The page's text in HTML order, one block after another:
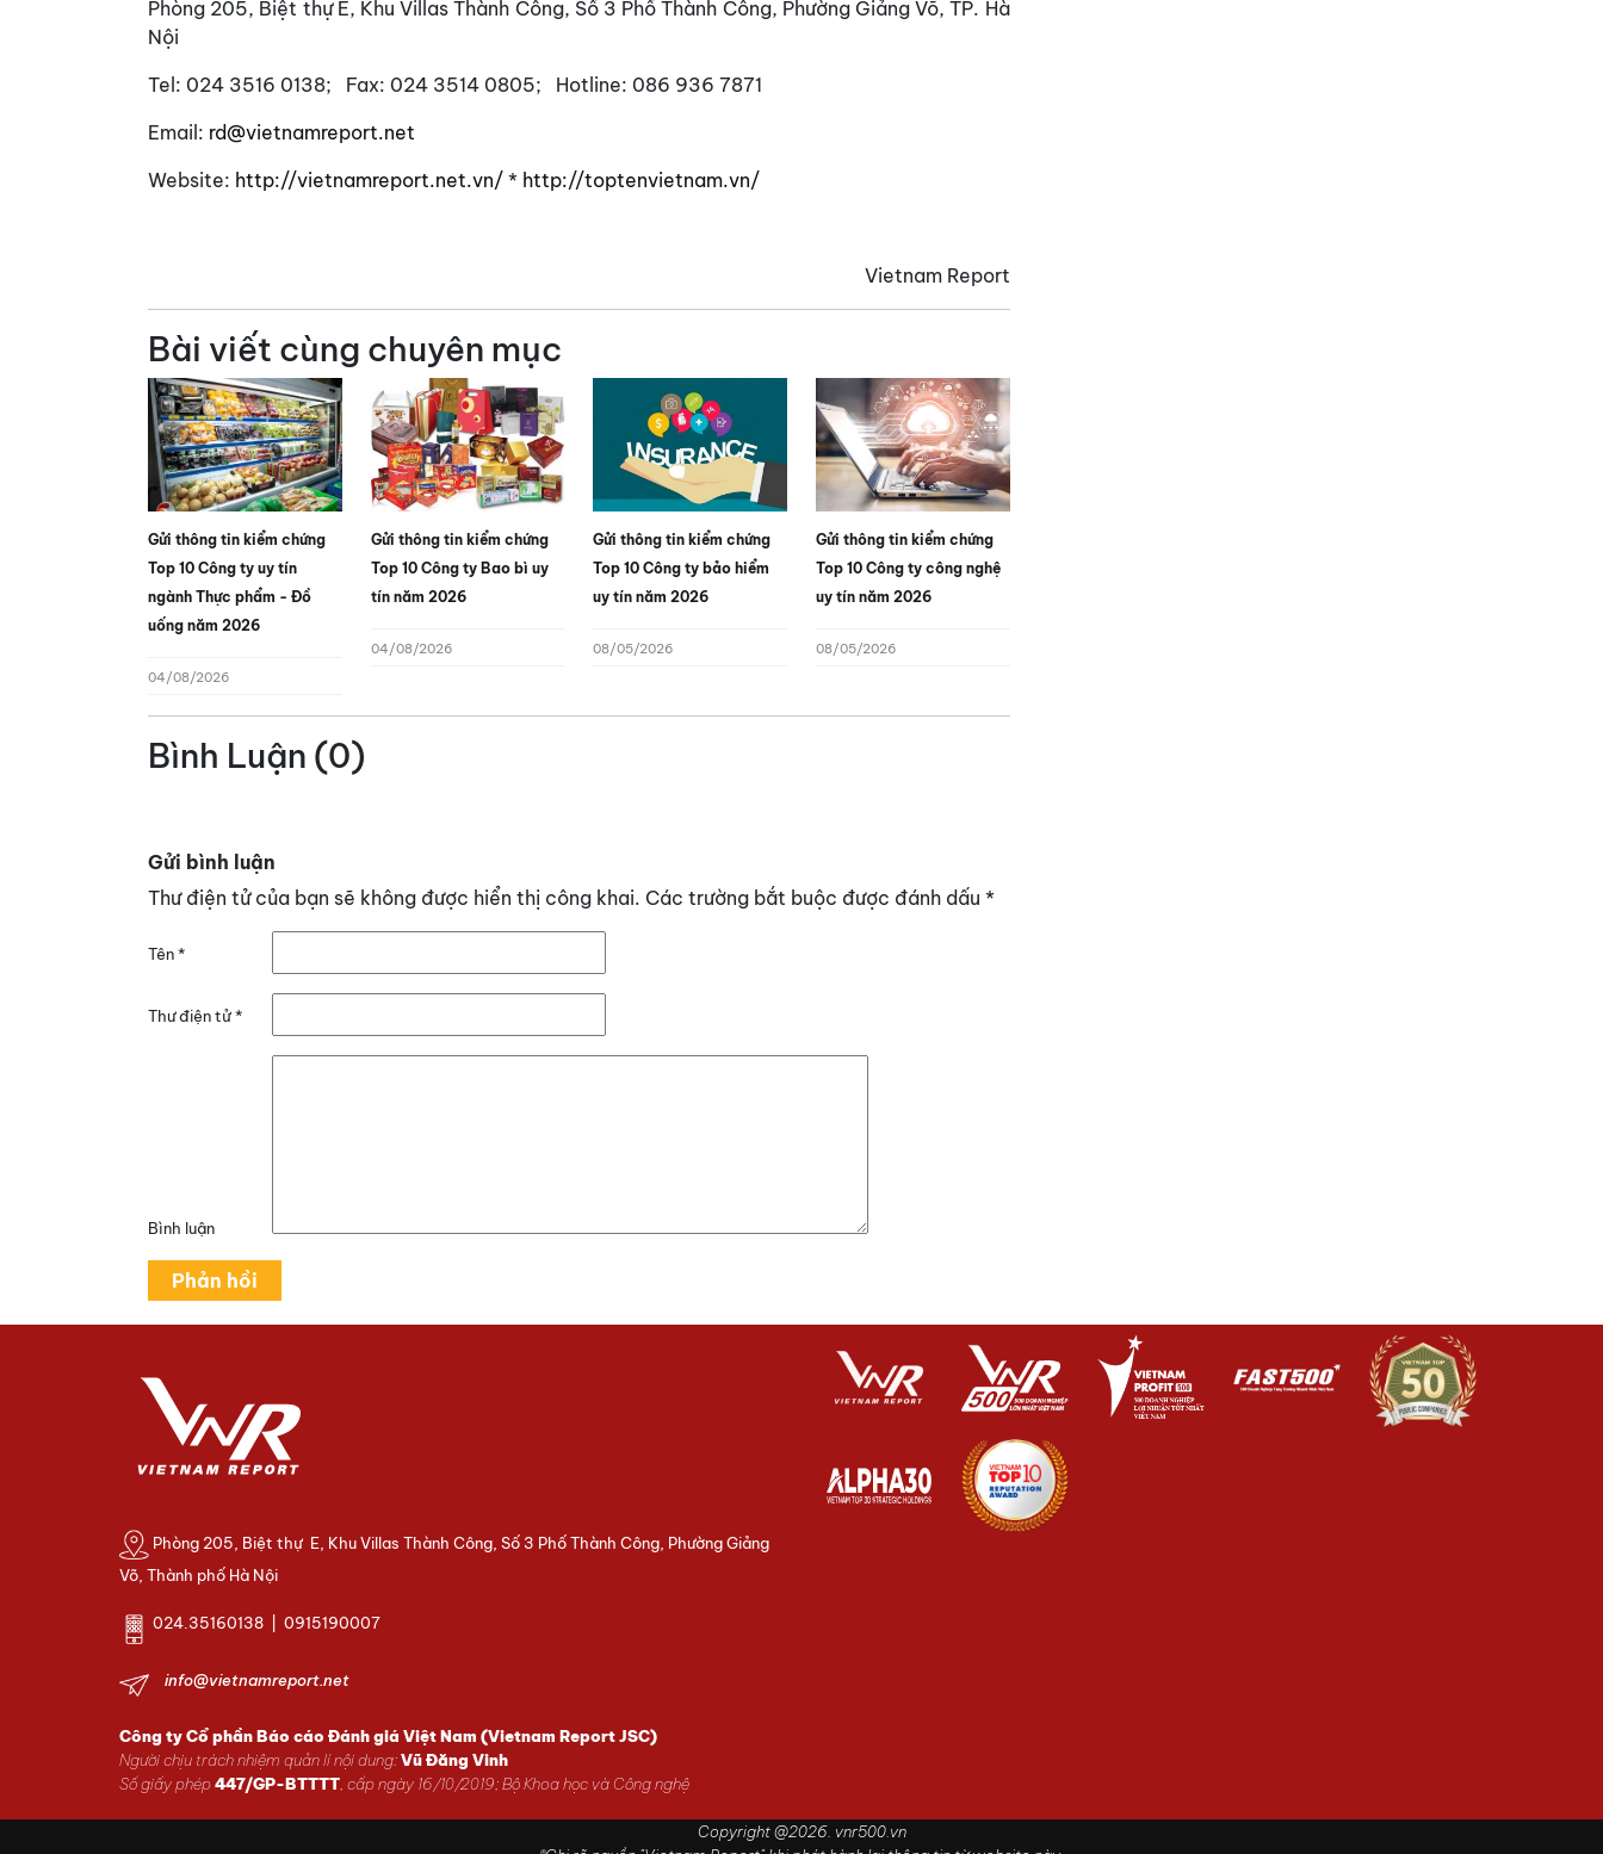
Phòng 205, Biệt thự E, Khu Villas Thành Công, Số 3 Phố Thành Công, Phường Giảng Võ, TP. Hà
Nội
Tel: 024 3516 0138; Fax: 024 3514 0805; Hotline: 086 936 7871
Email: rd@vietnamreport.net
Website: http://vietnamreport.net.vn/ * http://toptenvietnam.vn/
Vietnam Report
Bài viết cùng chuyên mục
Gửi thông tin kiểm chứng
Top 10 Công ty uy tín
ngành Thực phẩm - Đồ
uống năm 2026
04/08/2026
Gửi thông tin kiểm chứng
Top 10 Công ty Bao bì uy
tín năm 2026
04/08/2026
Gửi thông tin kiểm chứng
Top 10 Công ty bảo hiểm
uy tín năm 2026
08/05/2026
Gửi thông tin kiểm chứng
Top 10 Công ty công nghệ
uy tín năm 2026
08/05/2026
Bình Luận (0)
Gửi bình luận
Thư điện tử của bạn sẽ không được hiển thị công khai. Các trường bắt buộc được đánh dấu *
Tên*
Thư điện tử*
Bình luận
Phòng 205, Biệt thự E, Khu Villas Thành Công, Số 3 Phố Thành Công, Phường Giảng
Võ, Thành phố Hà Nội
024.35160138 | 0915190007
info@vietnamreport.net
Công ty Cổ phần Báo cáo Đánh giá Việt Nam (Vietnam Report JSC)
Người chịu trách nhiệm quản lí nội dung:Vũ Đăng Vinh
Số giấy phép447/GP-BTTTT , cấp ngày 16/10/2019; Bộ Khoa học và Công nghệ
Copyright @2026. vnr500.vn